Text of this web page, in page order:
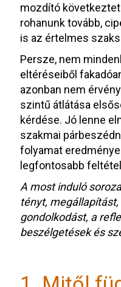
mozdító
rohanunk tovább,
is az értelmes
Persze, nem
eltéréseiből
azonban nem
szintű átlátása
kérdése. Jó lenne
szakmai
folyamat
legfontosabb
A most induló
tényt,
gondolkodást, a
beszélgetések és